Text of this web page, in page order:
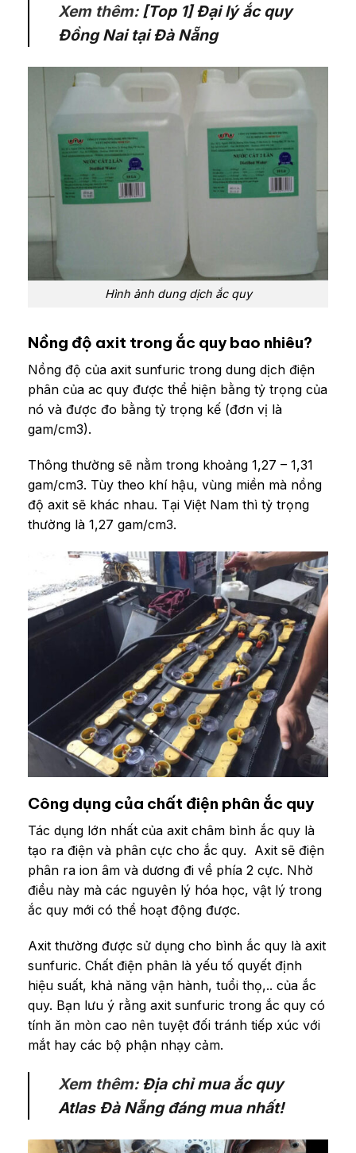
Xem thêm:[Top 1] Đại lý ắc quy
Đồng Nai tại Đà Nẵng
Hình ảnh dung dịch ắc quy
Nồng độ axit trong ắc quy bao nhiêu?
Nồng độ của axit sunfuric trong dung dịch điện
phân của ac quy được thể hiện bằng tỷ trọng của
nó và được đo bằng tỷ trọng kế (đơn vị là
gam/cm3).
Thông thường sẽ nằm trong khoảng 1,27 – 1,31
gam/cm3. Tùy theo khí hậu, vùng miền mà nồng
độ axit sẽ khác nhau. Tại Việt Nam thì tỷ trọng
thường là 1,27 gam/cm3.
Công dụng của chất điện phân ắc quy
Tác dụng lớn nhất của axit châm bình ắc quy là
tạo ra điện và phân cực cho ắc quy. Axit sẽ điện
phân ra ion âm và dương đi về phía 2 cực. Nhờ
điều này mà các nguyên lý hóa học, vật lý trong
ắc quy mới có thể hoạt động được.
Axit thường được sử dụng cho bình ắc quy là axit
sunfuric. Chất điện phân là yếu tố quyết định
hiệu suất, khả năng vận hành, tuổi thọ,.. của ắc
quy. Bạn lưu ý rằng axit sunfuric trong ắc quy có
tính ăn mòn cao nên tuyệt đối tránh tiếp xúc với
mắt hay các bộ phận nhạy cảm.
Xem thêm: Địa chỉ mua ắc quy
Atlas Đà Nẵng đáng mua nhất!